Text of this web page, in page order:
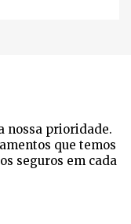
nossa prioridade.
que temos
seguros em cada